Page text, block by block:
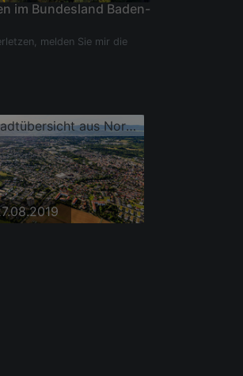
im Bundesland Baden-
melden Sie mir die
Stadtübersicht aus Nordwesten mit Rieber GmbH & Co.KG